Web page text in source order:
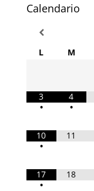
Calendario
L M
3
•
4
•
10
•
11
17
•
18